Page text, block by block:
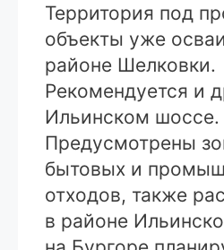
Территория под
объекты уже
районе Шелковки.
Рекомендуется и
Ильинском шоссе.
Предусмотрены
бытовых и
отходов, также
в районе